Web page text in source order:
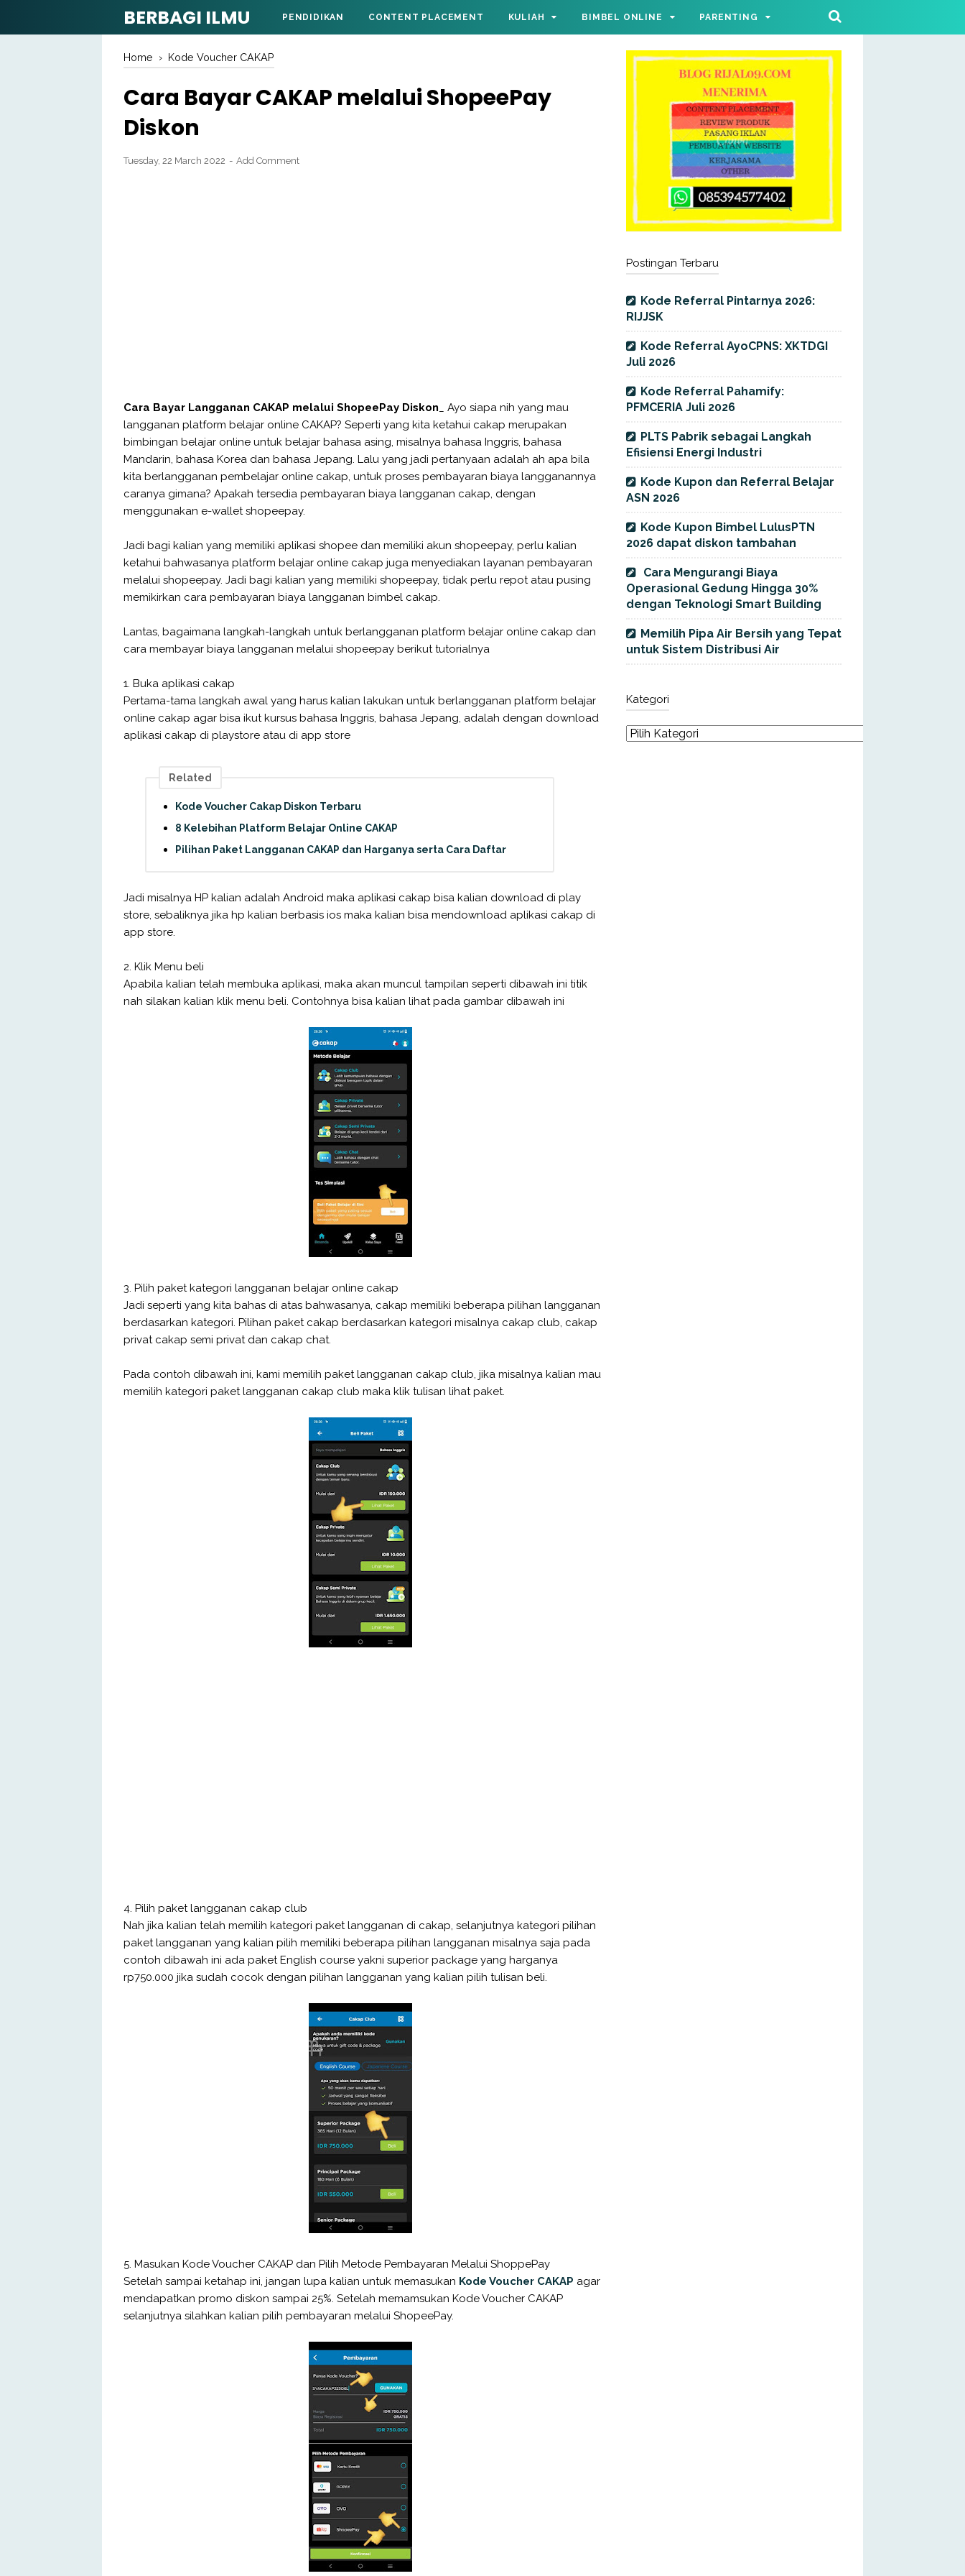
BERBAGI ILMU PENDIDIKAN CONTENT PLACEMENT KULIAH BIMBEL ONLINE PARENTING
Home › Kode Voucher CAKAP
Cara Bayar CAKAP melalui ShopeePay
Diskon
Tuesday, 22 March 2022 Add Comment
Cara Bayar Langganan CAKAP melalui ShopeePay Diskon _ Ayo siapa nih yang mau
langganan platform belajar online CAKAP? Seperti yang kita ketahui cakap merupakan
bimbingan belajar online untuk belajar bahasa asing, misalnya bahasa Inggris, bahasa
Mandarin, bahasa Korea dan bahasa Jepang. Lalu yang jadi pertanyaan adalah ah apa bila
kita berlangganan pembelajar online cakap, untuk proses pembayaran biaya langganannya
caranya gimana? Apakah tersedia pembayaran biaya langganan cakap, dengan
menggunakan e-wallet shopeepay.
Jadi bagi kalian yang memiliki aplikasi shopee dan memiliki akun shopeepay, perlu kalian
ketahui bahwasanya platform belajar online cakap juga menyediakan layanan pembayaran
melalui shopeepay. Jadi bagi kalian yang memiliki shopeepay, tidak perlu repot atau pusing
memikirkan cara pembayaran biaya langganan bimbel cakap.
Lantas, bagaimana langkah-langkah untuk berlangganan platform belajar online cakap dan
cara membayar biaya langganan melalui shopeepay berikut tutorialnya
1. Buka aplikasi cakap
Pertama-tama langkah awal yang harus kalian lakukan untuk berlangganan platform belajar
online cakap agar bisa ikut kursus bahasa Inggris, bahasa Jepang, adalah dengan download
aplikasi cakap di playstore atau di app store
Related
Kode Voucher Cakap Diskon Terbaru
8 Kelebihan Platform Belajar Online CAKAP
Pilihan Paket Langganan CAKAP dan Harganya serta Cara Daftar
Jadi misalnya HP kalian adalah Android maka aplikasi cakap bisa kalian download di play
store, sebaliknya jika hp kalian berbasis ios maka kalian bisa mendownload aplikasi cakap di
app store.
2. Klik Menu beli
Apabila kalian telah membuka aplikasi, maka akan muncul tampilan seperti dibawah ini titik
nah silakan kalian klik menu beli. Contohnya bisa kalian lihat pada gambar dibawah ini
3. Pilih paket kategori langganan belajar online cakap
Jadi seperti yang kita bahas di atas bahwasanya, cakap memiliki beberapa pilihan langganan
berdasarkan kategori. Pilihan paket cakap berdasarkan kategori misalnya cakap club, cakap
privat cakap semi privat dan cakap chat.
Pada contoh dibawah ini, kami memilih paket langganan cakap club, jika misalnya kalian mau
memilih kategori paket langganan cakap club maka klik tulisan lihat paket.
4. Pilih paket langganan cakap club
Nah jika kalian telah memilih kategori paket langganan di cakap, selanjutnya kategori pilihan
paket langganan yang kalian pilih memiliki beberapa pilihan langganan misalnya saja pada
contoh dibawah ini ada paket English course yakni superior package yang harganya
rp750.000 jika sudah cocok dengan pilihan langganan yang kalian pilih tulisan beli.
5. Masukan Kode Voucher CAKAP dan Pilih Metode Pembayaran Melalui ShoppePay
Setelah sampai ketahap ini, jangan lupa kalian untuk memasukan Kode Voucher CAKAP agar
mendapatkan promo diskon sampai 25%. Setelah memamsukan Kode Voucher CAKAP
selanjutnya silahkan kalian pilih pembayaran melalui ShopeePay.
Postingan Terbaru
Kode Referral Pintarnya 2026:
RIJJSK
Kode Referral AyoCPNS: XKTDGI
Juli 2026
Kode Referral Pahamify:
PFMCERIA Juli 2026
PLTS Pabrik sebagai Langkah
Efisiensi Energi Industri
Kode Kupon dan Referral Belajar
ASN 2026
Kode Kupon Bimbel LulusPTN
2026 dapat diskon tambahan
Cara Mengurangi Biaya
Operasional Gedung Hingga 30%
dengan Teknologi Smart Building
Memilih Pipa Air Bersih yang Tepat
untuk Sistem Distribusi Air
Kategori